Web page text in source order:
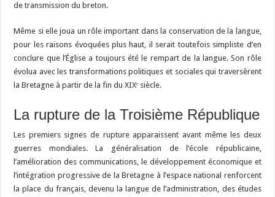
de transmission du breton.
Même si elle joua un rôle important dans la conservation de la langue,
pour les raisons évoquées plus haut, il serait toutefois simpliste d’en
conclure que l’Église a toujours été le rempart de la langue. Son rôle
évolua avec les transformations politiques et sociales qui traversèrent
la Bretagne à partir de la fin du XIXᵉ siècle.
La rupture de la Troisième République
Les premiers signes de rupture apparaissent avant même les deux
guerres mondiales. La généralisation de l’école républicaine,
l’amélioration des communications, le développement économique et
l’intégration progressive de la Bretagne à l’espace national renforcent
la place du français, devenu la langue de l’administration, des études